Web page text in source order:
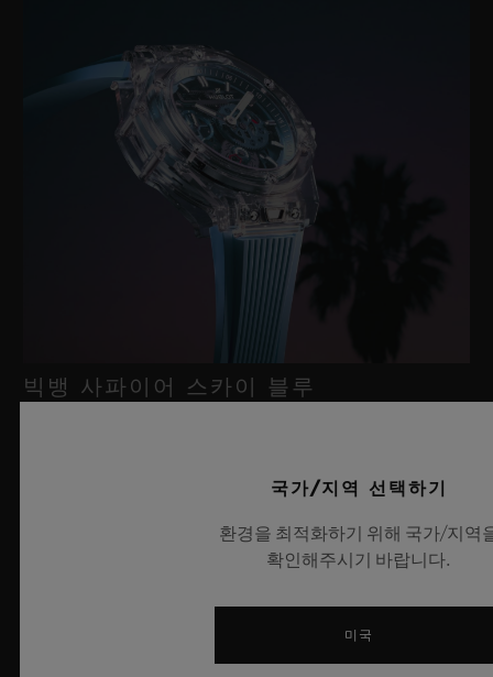
빅뱅 사파이어 스카이 블루
2026년 7월 8일, 니옹 – 사파이어 워치 분야에서 독보적인 기술력
이며 다시 한번 워치메이킹의 한계를 뛰어넘습니다. 매혹적이고
투명한 사파이어로 제작된 이번 모델은 100피스 리미티드 에디션
력과 탁월한 디자인 역량을 보여주는 작품으로 끝없이 펼쳐진 여
름 하늘이 주는 자유롭고 광활한 감성을 담아냅니다.
국가/지역 선택하기
환경을 최적화하기 위해 국가/지역
확인해주시기 바랍니다.
미국